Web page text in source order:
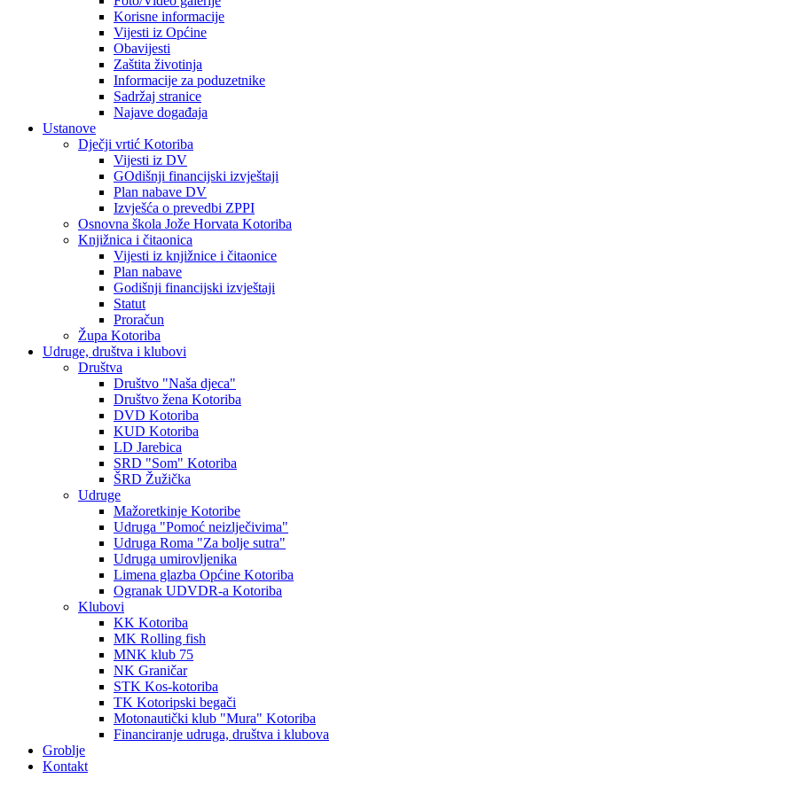
Korisne informacije
Vijesti iz Općine
Obavijesti
Zaštita životinja
Informacije za poduzetnike
Sadržaj stranice
Najave događaja
Ustanove
Dječji vrtić Kotoriba
Vijesti iz DV
GOdišnji financijski izvještaji
Plan nabave DV
Izvješća o prevedbi ZPPI
Osnovna škola Jože Horvata Kotoriba
Knjižnica i čitaonica
Vijesti iz knjižnice i čitaonice
Plan nabave
Godišnji financijski izvještaji
Statut
Proračun
Župa Kotoriba
Udruge, društva i klubovi
Društva
Društvo "Naša djeca"
Društvo žena Kotoriba
DVD Kotoriba
KUD Kotoriba
LD Jarebica
SRD "Som" Kotoriba
ŠRD Žužička
Udruge
Mažoretkinje Kotoribe
Udruga "Pomoć neizlječivima"
Udruga Roma "Za bolje sutra"
Udruga umirovljenika
Limena glazba Općine Kotoriba
Ogranak UDVDR-a Kotoriba
Klubovi
KK Kotoriba
MK Rolling fish
MNK klub 75
NK Graničar
STK Kos-kotoriba
TK Kotoripski begači
Motonautički klub "Mura" Kotoriba
Financiranje udruga, društva i klubova
Groblje
Kontakt